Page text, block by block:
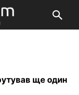
ще один